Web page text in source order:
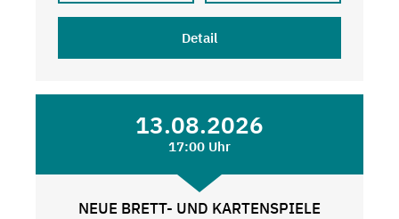
Detail
13.08.2026
17:00 Uhr
NEUE BRETT- UND KARTENSPIELE